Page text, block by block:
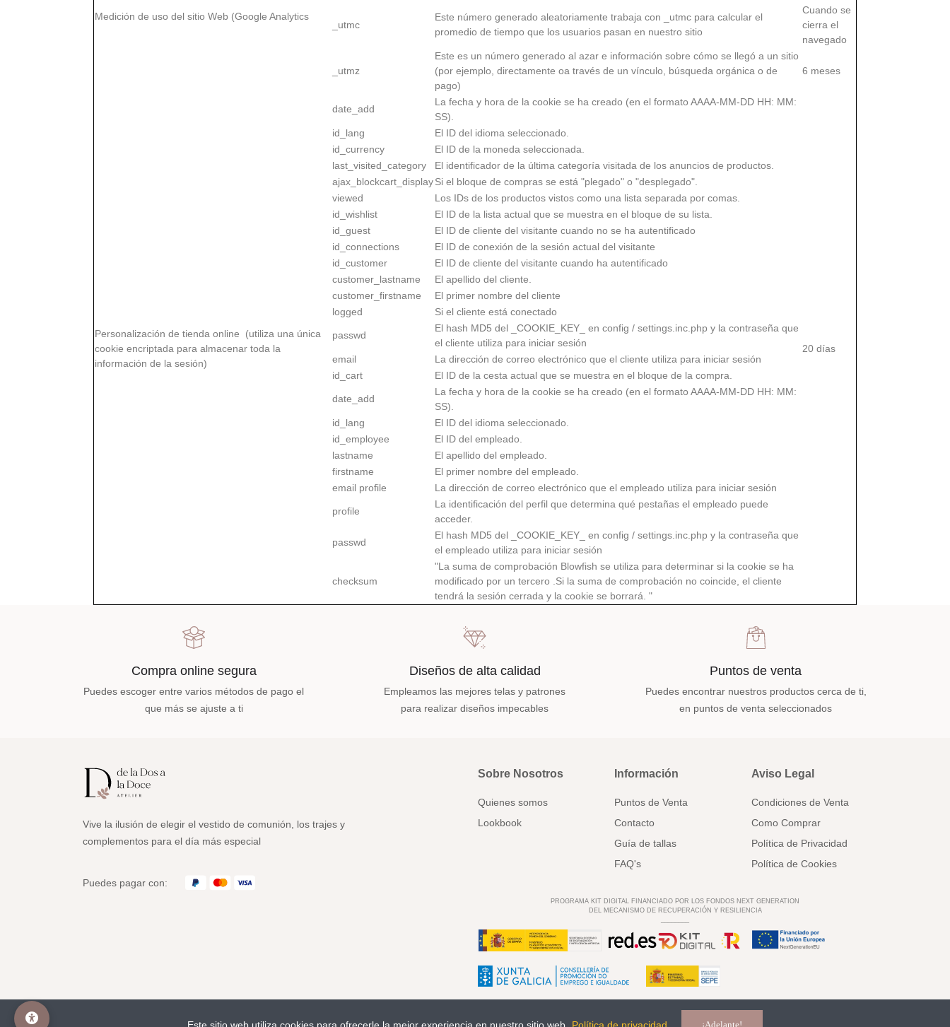
Medición de uso del sitio Web (Google Analytics
_utmc
Este número generado aleatoriamente trabaja con _utmc para calcular el
promedio de tiempo que los usuarios pasan en nuestro sitio
Cuando se
cierra el
navegado
_utmz
Este es un número generado al azar e información sobre cómo se llegó a un sitio
(por ejemplo, directamente oa través de un vínculo, búsqueda orgánica o de
pago)
6 meses
Personalización de tienda online (utiliza una única
cookie encriptada para almacenar toda la
información de la sesión)
date_add
La fecha y hora de la cookie se ha creado (en el formato AAAA-MM-DD HH: MM:
SS).
20 días
id_lang
El ID del idioma seleccionado.
id_currency
El ID de la moneda seleccionada.
last_visited_category
El identificador de la última categoría visitada de los anuncios de productos.
ajax_blockcart_displaySi el bloque de compras se está "plegado" o "desplegado".
viewed
Los IDs de los productos vistos como una lista separada por comas.
id_wishlist
El ID de la lista actual que se muestra en el bloque de su lista.
id_guest
El ID de cliente del visitante cuando no se ha autentificado
id_connections
El ID de conexión de la sesión actual del visitante
id_customer
El ID de cliente del visitante cuando ha autentificado
customer_lastname
El apellido del cliente.
customer_firstname
El primer nombre del cliente
logged
Si el cliente está conectado
passwd
El hash MD5 del _COOKIE_KEY_ en config / settings.inc.php y la contraseña que
el cliente utiliza para iniciar sesión
email
La dirección de correo electrónico que el cliente utiliza para iniciar sesión
id_cart
El ID de la cesta actual que se muestra en el bloque de la compra.
date_add
La fecha y hora de la cookie se ha creado (en el formato AAAA-MM-DD HH: MM:
SS).
id_lang
El ID del idioma seleccionado.
id_employee
El ID del empleado.
lastname
El apellido del empleado.
firstname
El primer nombre del empleado.
email profile
La dirección de correo electrónico que el empleado utiliza para iniciar sesión
profile
La identificación del perfil que determina qué pestañas el empleado puede
acceder.
passwd
El hash MD5 del _COOKIE_KEY_ en config / settings.inc.php y la contraseña que
el empleado utiliza para iniciar sesión
checksum
"La suma de comprobación Blowfish se utiliza para determinar si la cookie se ha
modificado por un tercero .Si la suma de comprobación no coincide, el cliente
tendrá la sesión cerrada y la cookie se borrará. "
Compra online segura
Puedes escoger entre varios métodos de pago el
que más se ajuste a ti
Diseños de alta calidad
Empleamos las mejores telas y patrones
para realizar diseños impecables
Puntos de venta
Puedes encontrar nuestros productos cerca de ti,
en puntos de venta seleccionados
Vive la ilusión de elegir el vestido de comunión, los trajes y
complementos para el día más especial
Puedes pagar con:
Sobre Nosotros
Quienes somos
Lookbook
Información
Puntos de Venta
Contacto
Guía de tallas
FAQ's
Aviso Legal
Condiciones de Venta
Como Comprar
Política de Privacidad
Política de Cookies
PROGRAMA KIT DIGITAL FINANCIADO POR LOS FONDOS NEXT GENERATION
DEL MECANISMO DE RECUPERACIÓN Y RESILIENCIA
Este sitio web utiliza cookies para ofrecerle la mejor experiencia en nuestro sitio web. Política de privacidad ¡Adelante!